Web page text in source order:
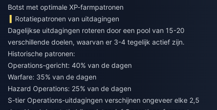
Botst met optimale XP-farmpatronen
Rotatiepatronen van uitdagingen
Dagelijkse uitdagingen roteren door een pool van 15-20
verschillende doelen, waarvan er 3-4 tegelijk actief zijn.
Historische patronen:
Operations-gericht: 40% van de dagen
Warfare: 35% van de dagen
Hazard Operations: 25% van de dagen
S-tier Operations-uitdagingen verschijnen ongeveer elke 2,5